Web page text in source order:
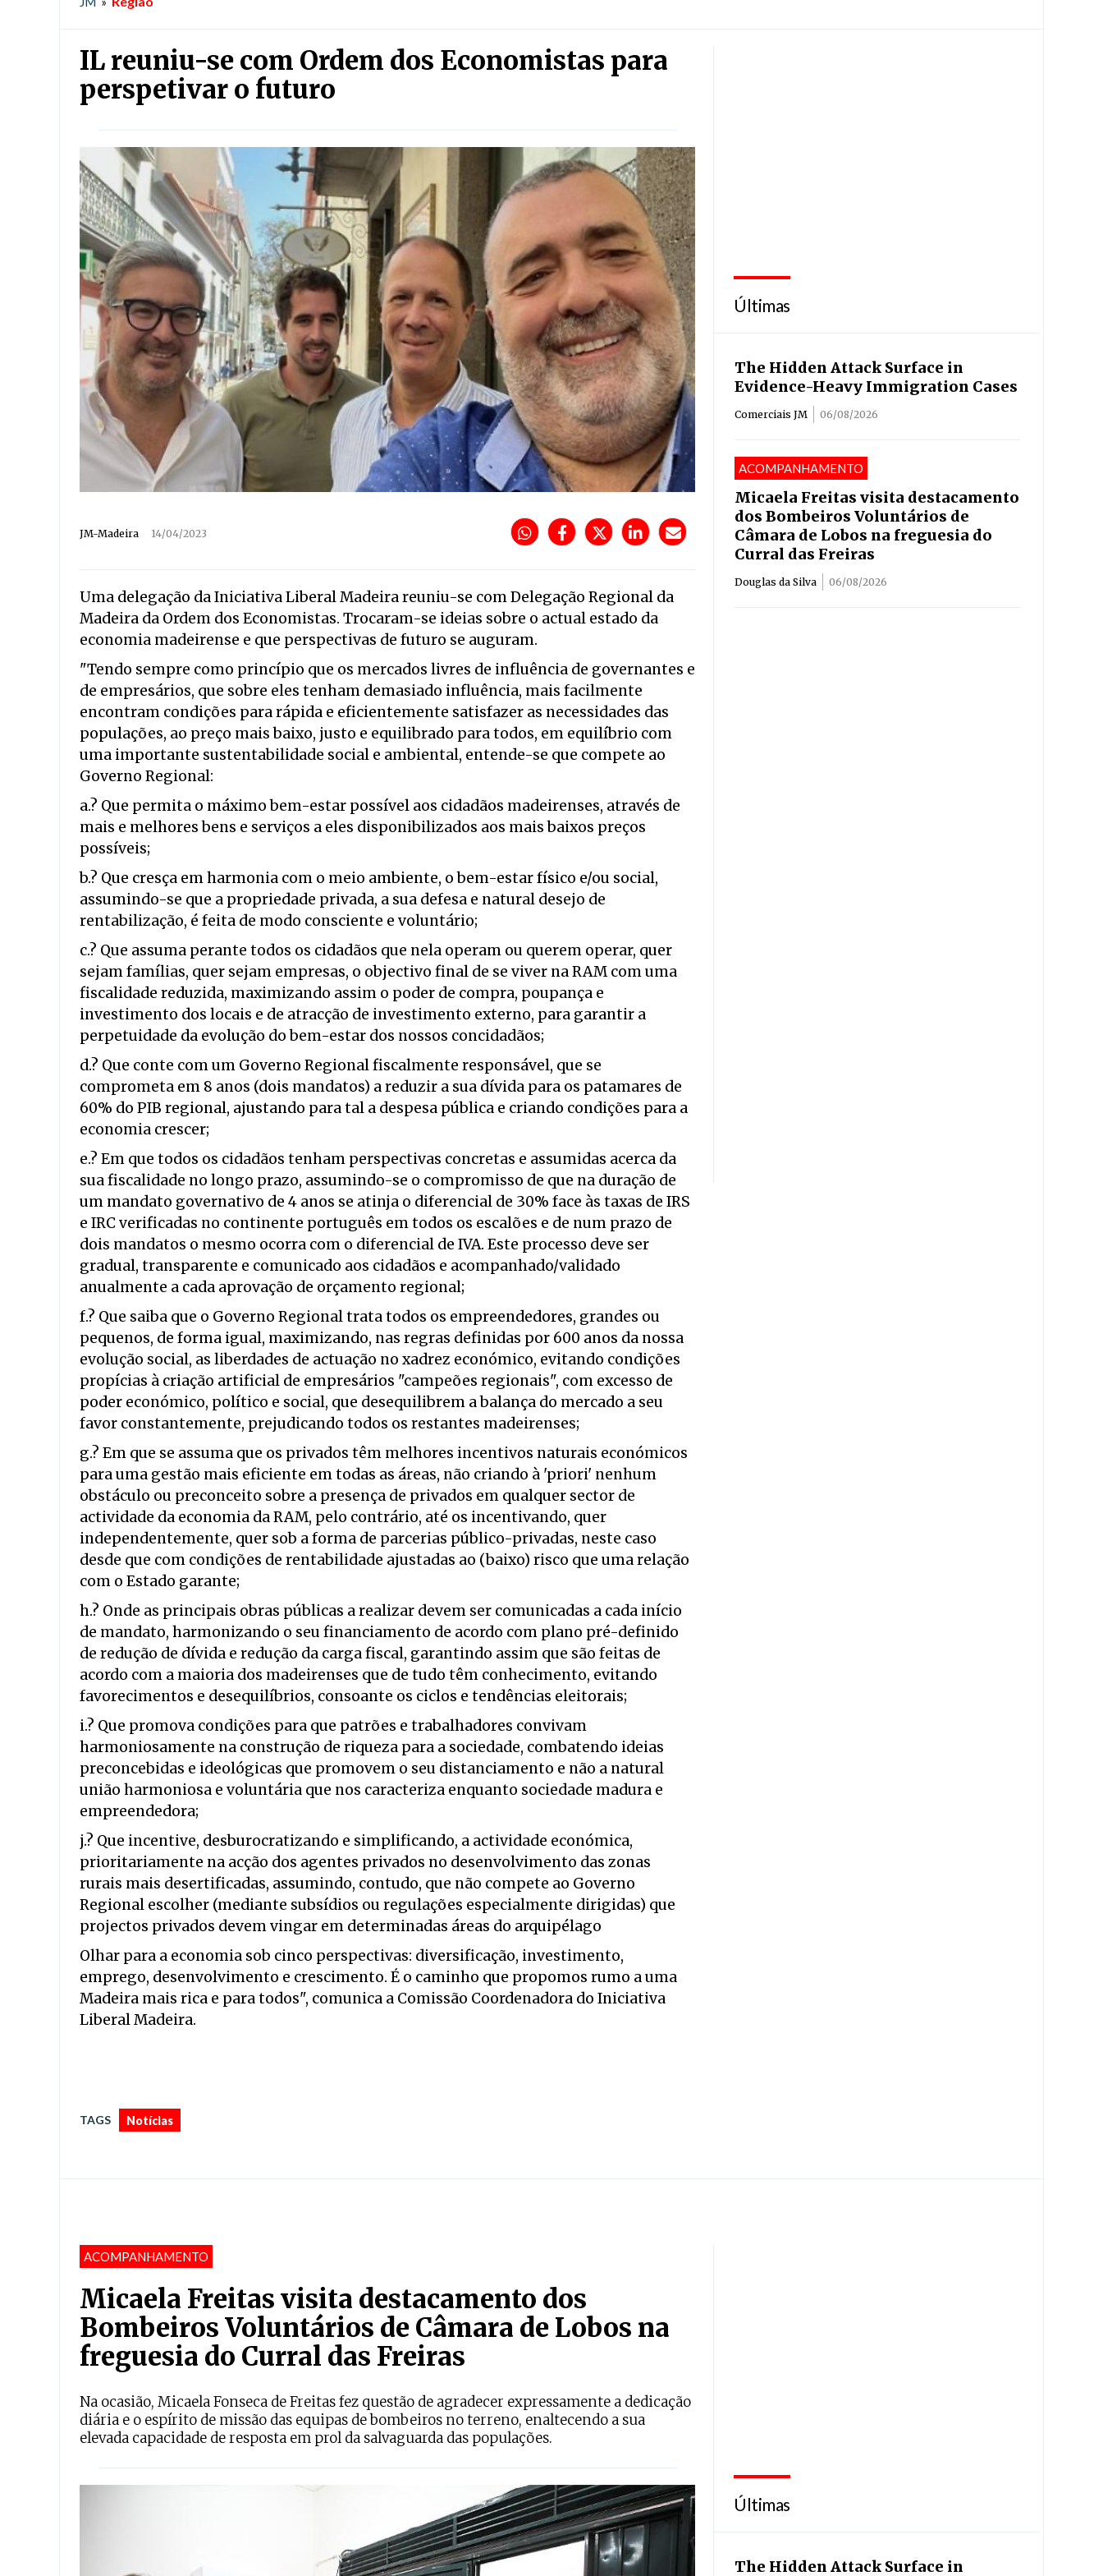
IL reuniu-se com Ordem dos Economistas para
perspetivar o futuro
JM-Madeira 14/04/2023
Uma delegação da Iniciativa Liberal Madeira reuniu-se com Delegação Regional da
Madeira da Ordem dos Economistas. Trocaram-se ideias sobre o actual estado da
economia madeirense e que perspectivas de futuro se auguram.
"Tendo sempre como princípio que os mercados livres de influência de governantes e
de empresários, que sobre eles tenham demasiado influência, mais facilmente
encontram condições para rápida e eficientemente satisfazer as necessidades das
populações, ao preço mais baixo, justo e equilibrado para todos, em equilíbrio com
uma importante sustentabilidade social e ambiental, entende-se que compete ao
Governo Regional:
a.? Que permita o máximo bem-estar possível aos cidadãos madeirenses, através de
mais e melhores bens e serviços a eles disponibilizados aos mais baixos preços
possíveis;
b.? Que cresça em harmonia com o meio ambiente, o bem-estar físico e/ou social,
assumindo-se que a propriedade privada, a sua defesa e natural desejo de
rentabilização, é feita de modo consciente e voluntário;
c.? Que assuma perante todos os cidadãos que nela operam ou querem operar, quer
sejam famílias, quer sejam empresas, o objectivo final de se viver na RAM com uma
fiscalidade reduzida, maximizando assim o poder de compra, poupança e
investimento dos locais e de atracção de investimento externo, para garantir a
perpetuidade da evolução do bem-estar dos nossos concidadãos;
d.? Que conte com um Governo Regional fiscalmente responsável, que se
comprometa em 8 anos (dois mandatos) a reduzir a sua dívida para os patamares de
60% do PIB regional, ajustando para tal a despesa pública e criando condições para a
economia crescer;
e.? Em que todos os cidadãos tenham perspectivas concretas e assumidas acerca da
sua fiscalidade no longo prazo, assumindo-se o compromisso de que na duração de
um mandato governativo de 4 anos se atinja o diferencial de 30% face às taxas de IRS
e IRC verificadas no continente português em todos os escalões e de num prazo de
dois mandatos o mesmo ocorra com o diferencial de IVA. Este processo deve ser
gradual, transparente e comunicado aos cidadãos e acompanhado/validado
anualmente a cada aprovação de orçamento regional;
f.? Que saiba que o Governo Regional trata todos os empreendedores, grandes ou
pequenos, de forma igual, maximizando, nas regras definidas por 600 anos da nossa
evolução social, as liberdades de actuação no xadrez económico, evitando condições
propícias à criação artificial de empresários "campeões regionais", com excesso de
poder económico, político e social, que desequilibrem a balança do mercado a seu
favor constantemente, prejudicando todos os restantes madeirenses;
g.? Em que se assuma que os privados têm melhores incentivos naturais económicos
para uma gestão mais eficiente em todas as áreas, não criando à 'priori' nenhum
obstáculo ou preconceito sobre a presença de privados em qualquer sector de
actividade da economia da RAM, pelo contrário, até os incentivando, quer
independentemente, quer sob a forma de parcerias público-privadas, neste caso
desde que com condições de rentabilidade ajustadas ao (baixo) risco que uma relação
com o Estado garante;
h.? Onde as principais obras públicas a realizar devem ser comunicadas a cada início
de mandato, harmonizando o seu financiamento de acordo com plano pré-definido
de redução de dívida e redução da carga fiscal, garantindo assim que são feitas de
acordo com a maioria dos madeirenses que de tudo têm conhecimento, evitando
favorecimentos e desequilíbrios, consoante os ciclos e tendências eleitorais;
i.? Que promova condições para que patrões e trabalhadores convivam
harmoniosamente na construção de riqueza para a sociedade, combatendo ideias
preconcebidas e ideológicas que promovem o seu distanciamento e não a natural
união harmoniosa e voluntária que nos caracteriza enquanto sociedade madura e
empreendedora;
j.? Que incentive, desburocratizando e simplificando, a actividade económica,
prioritariamente na acção dos agentes privados no desenvolvimento das zonas
rurais mais desertificadas, assumindo, contudo, que não compete ao Governo
Regional escolher (mediante subsídios ou regulações especialmente dirigidas) que
projectos privados devem vingar em determinadas áreas do arquipélago
Olhar para a economia sob cinco perspectivas: diversificação, investimento,
emprego, desenvolvimento e crescimento. É o caminho que propomos rumo a uma
Madeira mais rica e para todos", comunica a Comissão Coordenadora do Iniciativa
Liberal Madeira.
TAGS Notícias
Últimas
The Hidden Attack Surface in
Evidence-Heavy Immigration Cases
Comerciais JM 06/08/2026
ACOMPANHAMENTO
Micaela Freitas visita destacamento
dos Bombeiros Voluntários de
Câmara de Lobos na freguesia do
Curral das Freiras
Douglas da Silva 06/08/2026
ACOMPANHAMENTO
Micaela Freitas visita destacamento dos
Bombeiros Voluntários de Câmara de Lobos na
freguesia do Curral das Freiras
Na ocasião, Micaela Fonseca de Freitas fez questão de agradecer expressamente a dedicação
diária e o espírito de missão das equipas de bombeiros no terreno, enaltecendo a sua
elevada capacidade de resposta em prol da salvaguarda das populações.
Últimas
The Hidden Attack Surface in